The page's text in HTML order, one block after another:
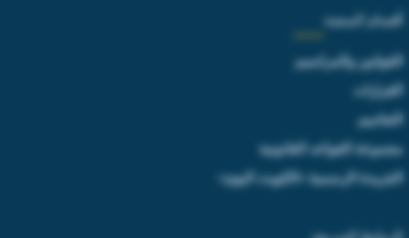
أقسام المنصة
القوانين والمراسيم
القرارات
التعاميم
مجموعة القواعد القانونية
الجريدة الرسمية «الكويت اليوم»